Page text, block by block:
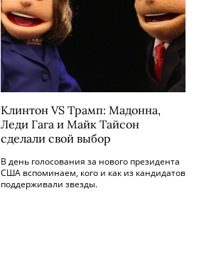
Клинтон VS Трамп: Мадонна,
Леди Гага и Майк Тайсон
сделали свой выбор
В день голосования за нового президента
США вспоминаем, кого и как из кандидатов
поддерживали звезды.